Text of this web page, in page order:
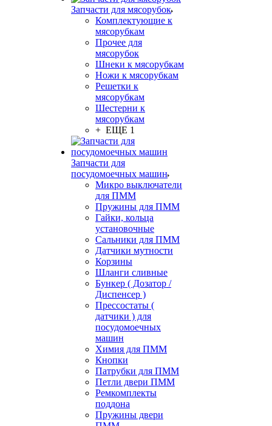
Запчасти для мясорубок
Комплектующие к
мясорубкам
Прочее для
мясорубок
Шнеки к мясорубкам
Ножи к мясорубкам
Решетки к
мясорубкам
Шестерни к
мясорубкам
+ ЕЩЕ 1
Запчасти для
посудомоечных машин
Микро выключатели
для ПММ
Пружины для ПММ
Гайки, кольца
установочные
Сальники для ПММ
Датчики мутности
Корзины
Шланги сливные
Бункер ( Дозатор /
Диспенсер )
Прессостаты (
датчики ) для
посудомоечных
машин
Химия для ПММ
Кнопки
Патрубки для ПММ
Петли двери ПММ
Ремкомплекты
поддона
Пружины двери